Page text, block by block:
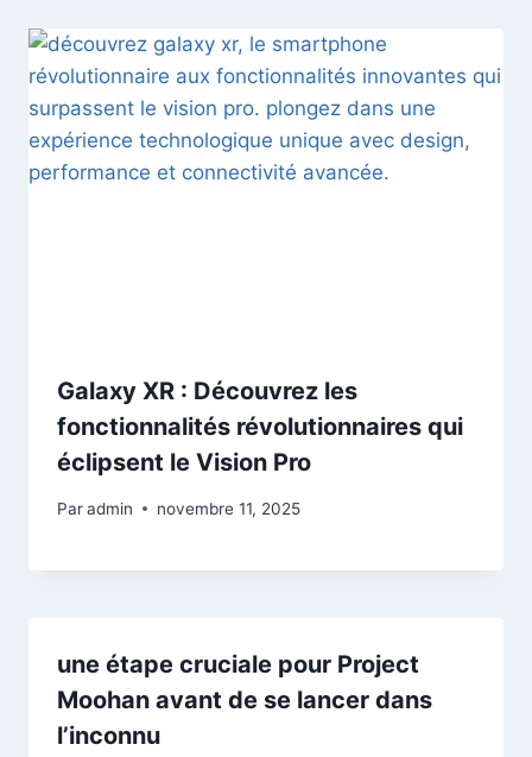
Galaxy XR : Découvrez les
fonctionnalités révolutionnaires qui
éclipsent le Vision Pro
Paradmin novembre 11, 2025
une étape cruciale pour Project
Moohan avant de se lancer dans
l’inconnu